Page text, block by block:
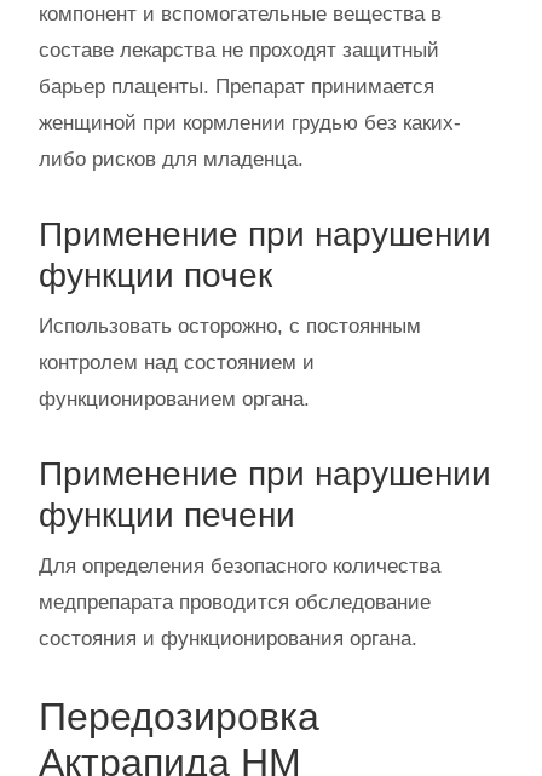
компонент и вспомогательные вещества в
составе лекарства не проходят защитный
барьер плаценты. Препарат принимается
женщиной при кормлении грудью без каких-
либо рисков для младенца.
Применение при нарушении
функции почек
Использовать осторожно, с постоянным
контролем над состоянием и
функционированием органа.
Применение при нарушении
функции печени
Для определения безопасного количества
медпрепарата проводится обследование
состояния и функционирования органа.
Передозировка
Актрапида НМ